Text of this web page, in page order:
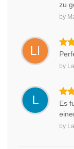
zu
by
LI
by
L
Es
by